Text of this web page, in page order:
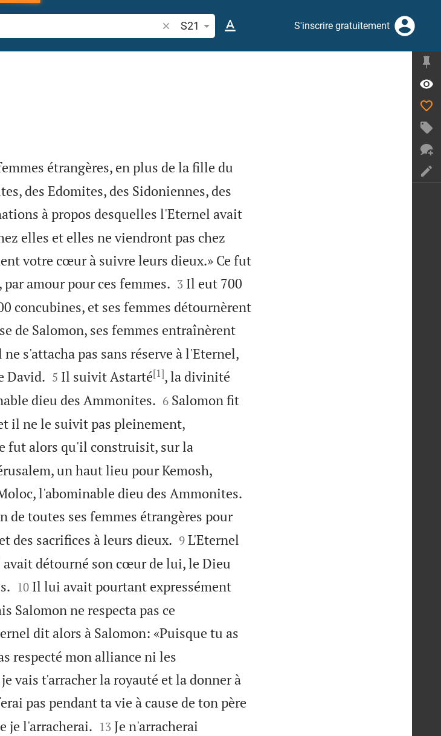
Recherche d'un verset biblique ou mot
S21 S'inscrire gratuitement
étrangères, en plus de la fille du
des Edomites, des Sidoniennes, des
à propos desquelles l'Eternel avait
elles et elles ne viendront pas chez
votre cœur à suivre leurs dieux.» Ce fut
amour pour ces femmes.
3 Il eut 700
concubines, et ses femmes détournèrent
de Salomon, ses femmes entraînèrent
s'attacha pas sans réserve à l'Eternel,
David.
5 Il suivit Astarté[1], la divinité
dieu des Ammonites.
6 Salomon fit
il ne le suivit pas pleinement,
fut alors qu'il construisit, sur la
un haut lieu pour Kemosh,
l'abominable dieu des Ammonites.
toutes ses femmes étrangères pour
des sacrifices à leurs dieux.
9 L'Eternel
détourné son cœur de lui, le Dieu

10 Il lui avait pourtant expressément
Salomon ne respecta pas ce
dit alors à Salomon: «Puisque tu as
respecté mon alliance ni les
vais t'arracher la royauté et la donner à
pas pendant ta vie à cause de ton père
je l'arracherai.
13 Je n'arracherai